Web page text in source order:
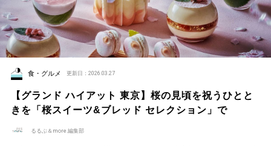
食・グルメ 更新日：2026.03.27
【グランド ハイアット 東京】桜の見頃を祝うひとと
きを「桜スイーツ&ブレッド セレクション」で
るるぶ＆more.編集部